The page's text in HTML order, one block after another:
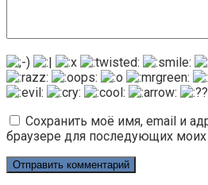
Сохранить моё имя, email и
браузере для последующих